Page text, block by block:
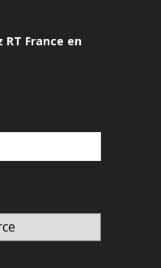
RT France en